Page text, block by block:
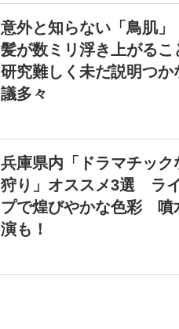
意外と知らない「鳥肌
髪が数ミリ浮き上が
研究難しく未だ説明つか
議多々
兵庫県内「ドラマチック
狩り」オススメ3選 ラ
プで煌びやかな色彩 噴
演も！